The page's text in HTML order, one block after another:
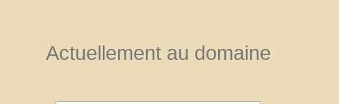
Actuellement au domaine